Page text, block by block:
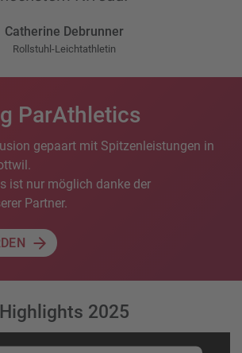
Catherine Debrunner
Rollstuhl-Leichtathletin
ParAthletics
gepaart mit Spitzenleistungen in
ist nur möglich danke der
Partner.
Highlights 2025